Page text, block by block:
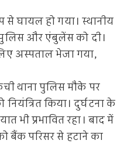
से घायल हो गया। स्थानीय
और एंबुलेंस को दी।
अस्पताल भेजा गया,
थाना पुलिस मौके पर
किया। दुर्घटना के
भी प्रभावित रहा। बाद में
बैंक परिसर से हटाने का